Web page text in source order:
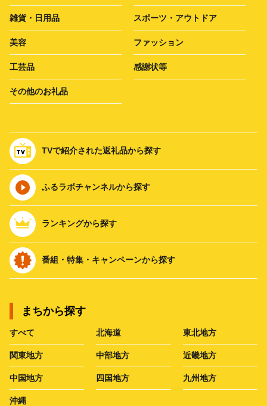
雑貨・日用品 スポーツ・アウトドア
美容 ファッション
工芸品 感謝状等
その他のお礼品
TVで紹介された返礼品から探す
ふるラボチャンネルから探す
ランキングから探す
番組・特集・キャンペーンから探す
まちから探す
すべて 北海道 東北地方
関東地方 中部地方 近畿地方
中国地方 四国地方 九州地方
沖縄